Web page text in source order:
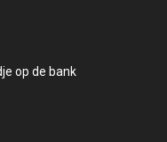
op de bank